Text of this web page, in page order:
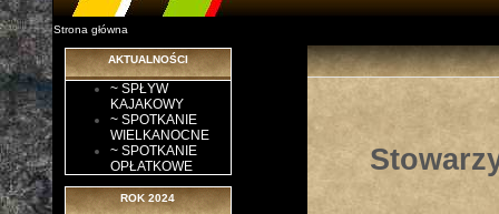
Strona główna
AKTUALNOŚCI
~ SPŁYW
KAJAKOWY
~ SPOTKANIE
WIELKANOCNE
~ SPOTKANIE
OPŁATKOWE
ROK 2024